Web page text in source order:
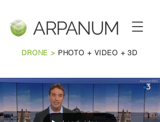
ARPANUM
DRONE > PHOTO + VIDEO + 3D